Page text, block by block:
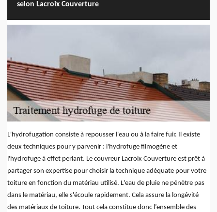
selon Lacroix Couverture
L'hydrofugation consiste à repousser l'eau ou à la faire fuir. Il existe
deux techniques pour y parvenir : l'hydrofuge filmogène et
l'hydrofuge à effet perlant. Le couvreur Lacroix Couverture est prêt à
partager son expertise pour choisir la technique adéquate pour votre
toiture en fonction du matériau utilisé. L'eau de pluie ne pénètre pas
dans le matériau, elle s'écoule rapidement. Cela assure la longévité
des matériaux de toiture. Tout cela constitue donc l’ensemble des